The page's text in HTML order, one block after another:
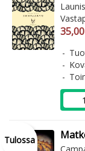
Tulossa